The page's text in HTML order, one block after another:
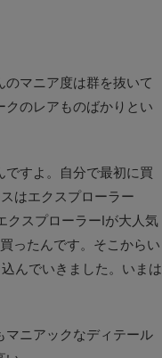
マニア度は群を抜いて
のレアものばかりとい
すよ。自分で最初に買
はエクスプローラー
スプローラーⅠが大人気
ったんです。そこからい
んでいきました。いまは
ニアックなディテール